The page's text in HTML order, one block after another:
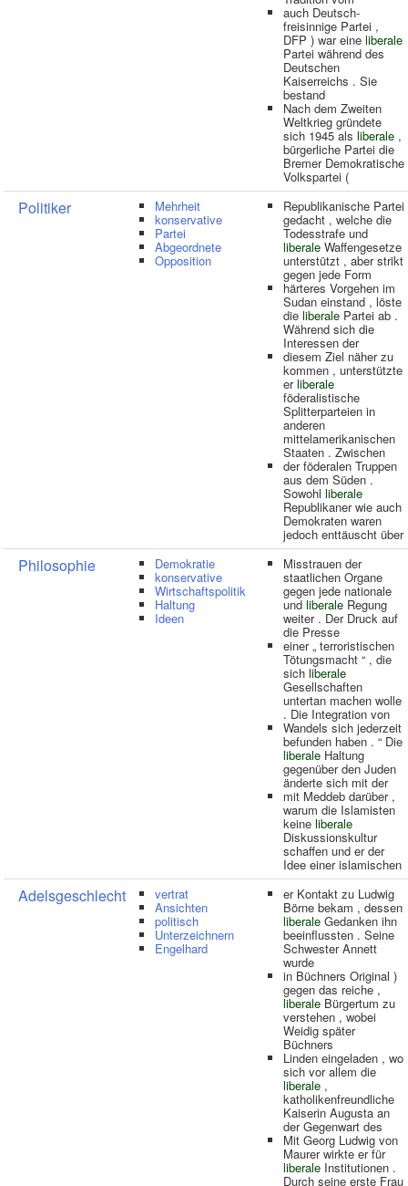
auch Deutsch-
freisinnige Partei ,
DFP ) war eine liberale
Partei während des
Deutschen
Kaiserreichs . Sie
bestand
Nach dem Zweiten
Weltkrieg gründete
sich 1945 als liberale ,
bürgerliche Partei die
Bremer Demokratische
Volkspartei (
Politiker Mehrheit
konservative
Partei
Abgeordnete
Opposition
Republikanische Partei
gedacht , welche die
Todesstrafe und
liberale Waffengesetze
unterstützt , aber strikt
gegen jede Form
härteres Vorgehen im
Sudan einstand , löste
die liberale Partei ab .
Während sich die
Interessen der
diesem Ziel näher zu
kommen , unterstützte
erliberale
föderalistische
Splitterparteien in
anderen
mittelamerikanischen
Staaten . Zwischen
der föderalen Truppen
aus dem Süden .
Sowohl liberale
Republikaner wie auch
Demokraten waren
jedoch enttäuscht über
Philosophie Demokratie
konservative
Wirtschaftspolitik
Haltung
Ideen
Misstrauen der
staatlichen Organe
gegen jede nationale
und liberale Regung
weiter . Der Druck auf
die Presse
einer „ terroristischen
Tötungsmacht “ , die
sich liberale
Gesellschaften
untertan machen wolle
. Die Integration von
Wandels sich jederzeit
befunden haben . “ Die
liberale Haltung
gegenüber den Juden
änderte sich mit der
mit Meddeb darüber ,
warum die Islamisten
keine liberale
Diskussionskultur
schaffen und er der
Idee einer islamischen
Adelsgeschlecht vertrat
Ansichten
politisch
Unterzeichnern
Engelhard
er Kontakt zu Ludwig
Börne bekam , dessen
liberale Gedanken ihn
beeinflussten . Seine
Schwester Annett
wurde
in Büchners Original )
gegen das reiche ,
liberale Bürgertum zu
verstehen , wobei
Weidig später
Büchners
Linden eingeladen , wo
sich vor allem die
liberale ,
katholikenfreundliche
Kaiserin Augusta an
der Gegenwart des
Mit Georg Ludwig von
Maurer wirkte er für
liberale Institutionen .
Durch seine erste Frau